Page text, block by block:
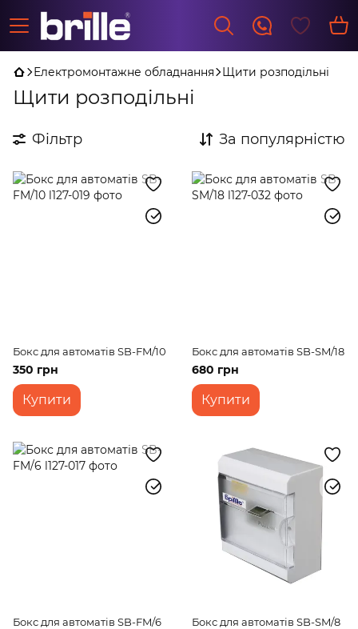
Електромонтажне обладнання Щити розподільні
Щити розподільні
Фільтр За популярністю
Бокс для автоматів SB-FM/10
350 грн
Купити
Бокс для автоматів SB-SM/18
680 грн
Купити
Бокс для автоматів SB-FM/6 Бокс для автоматів SB-SM/8